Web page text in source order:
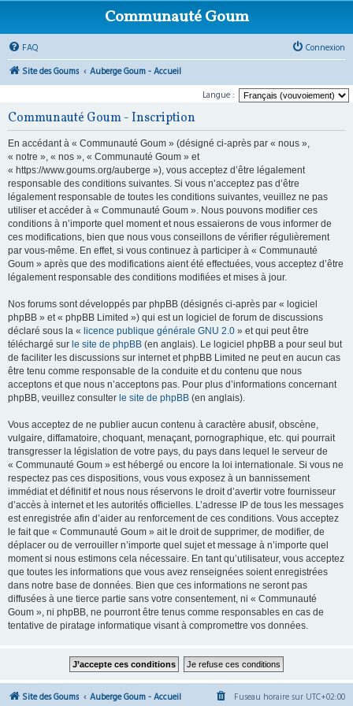
Communauté Goum
FAQ
Connexion
Site des Goums
Auberge Goum - Accueil
Langue :
Communauté Goum - Inscription
En accédant à « Communauté Goum » (désigné ci-après par « nous »,
« notre », « nos », « Communauté Goum » et
« https://www.goums.org/auberge »), vous acceptez d’être légalement
responsable des conditions suivantes. Si vous n’acceptez pas d’être
légalement responsable de toutes les conditions suivantes, veuillez ne pas
utiliser et accéder à « Communauté Goum ». Nous pouvons modifier ces
conditions à n’importe quel moment et nous essaierons de vous informer de
ces modifications, bien que nous vous conseillons de vérifier régulièrement
par vous-même. En effet, si vous continuez à participer à « Communauté
Goum » après que des modifications aient été effectuées, vous acceptez d’être
légalement responsable des conditions modifiées et mises à jour.
Nos forums sont développés par phpBB (désignés ci-après par « logiciel
phpBB » et « phpBB Limited ») qui est un logiciel de forum de discussions
déclaré sous la « licence publique générale GNU 2.0 » et qui peut être
téléchargé sur le site de phpBB (en anglais). Le logiciel phpBB a pour seul but
de faciliter les discussions sur internet et phpBB Limited ne peut en aucun cas
être tenu comme responsable de la conduite et du contenu que nous
acceptons et que nous n’acceptons pas. Pour plus d’informations concernant
phpBB, veuillez consulter le site de phpBB (en anglais).
Vous acceptez de ne publier aucun contenu à caractère abusif, obscène,
vulgaire, diffamatoire, choquant, menaçant, pornographique, etc. qui pourrait
transgresser la législation de votre pays, du pays dans lequel le serveur de
« Communauté Goum » est hébergé ou encore la loi internationale. Si vous ne
respectez pas ces dispositions, vous vous exposez à un bannissement
immédiat et définitif et nous nous réservons le droit d’avertir votre fournisseur
d’accès à internet et les autorités officielles. L’adresse IP de tous les messages
est enregistrée afin d’aider au renforcement de ces conditions. Vous acceptez
le fait que « Communauté Goum » ait le droit de supprimer, de modifier, de
déplacer ou de verrouiller n’importe quel sujet et message à n’importe quel
moment si nous estimons cela nécessaire. En tant qu’utilisateur, vous acceptez
que toutes les informations que vous avez renseignées soient enregistrées
dans notre base de données. Bien que ces informations ne seront pas
diffusées à une tierce partie sans votre consentement, ni « Communauté
Goum », ni phpBB, ne pourront être tenus comme responsables en cas de
tentative de piratage informatique visant à compromettre vos données.
Site des Goums Auberge Goum - Accueil Fuseau horaire sur UTC+02:00